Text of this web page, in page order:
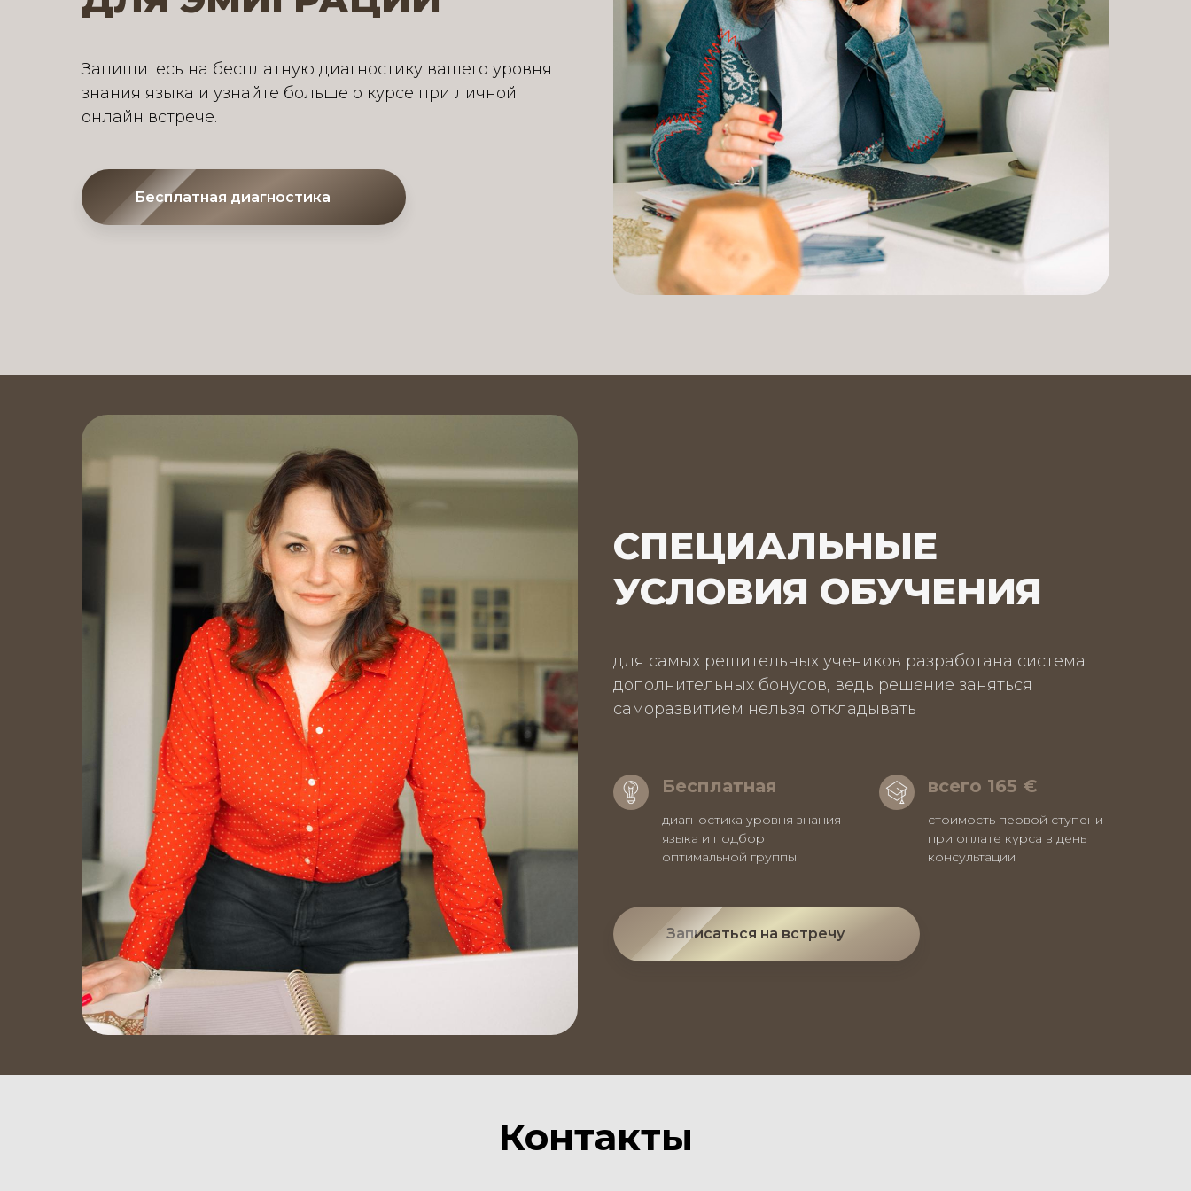
Запишитесь на бесплатную диагностику вашего уровня
знания языка и узнайте больше о курсе при личной
онлайн встрече.
Бесплатная диагностика
СПЕЦИАЛЬНЫЕ
УСЛОВИЯ ОБУЧЕНИЯ
для самых решительных учеников разработана система
дополнительных бонусов, ведь решение заняться
саморазвитием нельзя откладывать
Бесплатная
диагностика уровня знания
языка и подбор
оптимальной группы
всего 165 €
стоимость первой ступени
при оплате курса в день
консультации
Записаться на встречу
Контакты